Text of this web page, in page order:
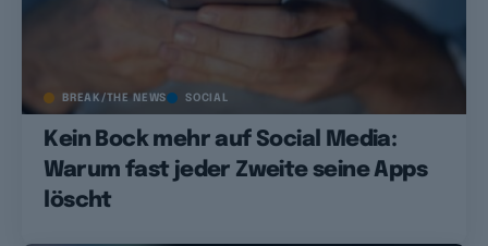
BREAK/THE NEWS SOCIAL
Kein Bock mehr auf Social Media:
Warum fast jeder Zweite seine Apps
löscht